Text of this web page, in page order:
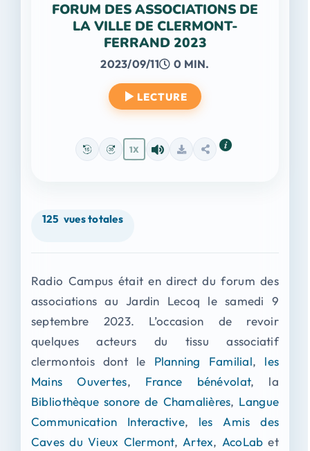
FORUM DES ASSOCIATIONS DE
LA VILLE DE CLERMONT-
FERRAND 2023
2023/09/11 0 MIN.
LECTURE
1X
125 vues totales
Radio Campus était en direct du forum des
associations au Jardin Lecoq le samedi 9
septembre 2023. L’occasion de revoir
quelques acteurs du tissu associatif
clermontois dont le Planning Familial, les
Mains Ouvertes, France bénévolat, la
Bibliothèque sonore de Chamalières, Langue
Communication Interactive, les Amis des
Caves du Vieux Clermont, Artex, AcoLab et